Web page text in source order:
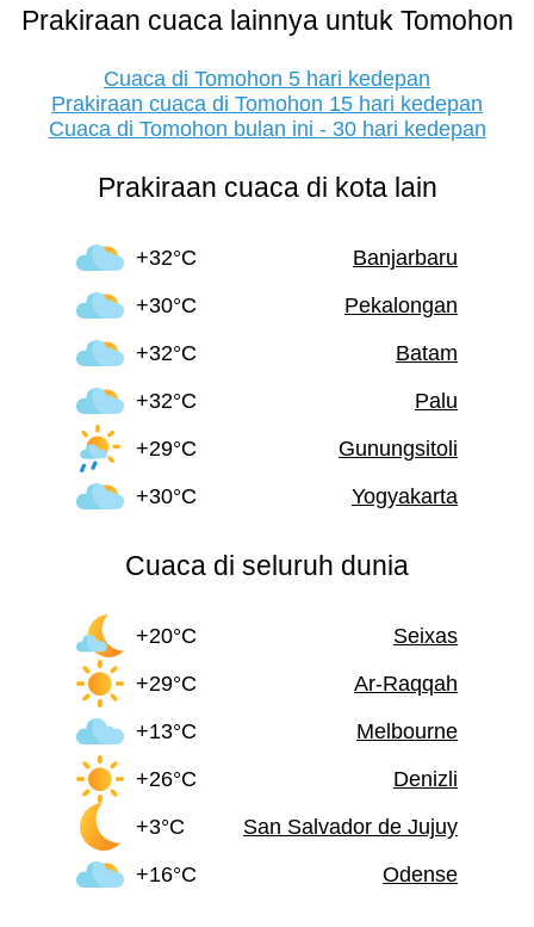
Prakiraan cuaca lainnya untuk Tomohon
Cuaca di Tomohon 5 hari kedepan
Prakiraan cuaca di Tomohon 15 hari kedepan
Cuaca di Tomohon bulan ini - 30 hari kedepan
Prakiraan cuaca di kota lain
+32°C
Banjarbaru
+30°C
Pekalongan
+32°C
Batam
+32°C
Palu
+29°C
Gunungsitoli
+30°C
Yogyakarta
Cuaca di seluruh dunia
+20°C
Seixas
+29°C
Ar-Raqqah
+13°C
Melbourne
+26°C
Denizli
+3°C
San Salvador de Jujuy
+16°C
Odense